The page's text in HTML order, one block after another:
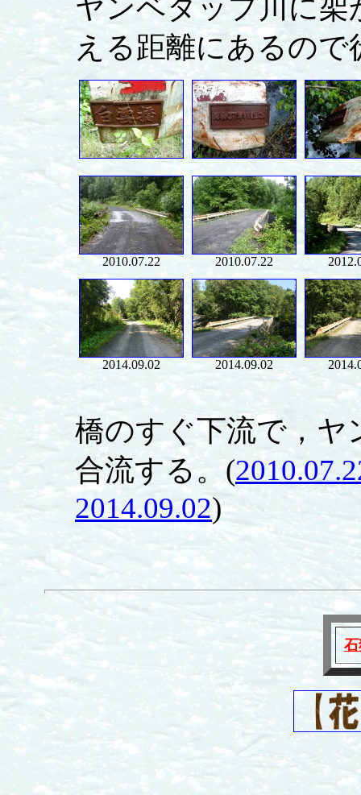
ヤンベタップ川に
える距離にあるの
2010.07.22 2010.07.22
2014.09.02 2014.09.02
橋のすぐ下流で，ヤ
合流する。(
2014.09.02)